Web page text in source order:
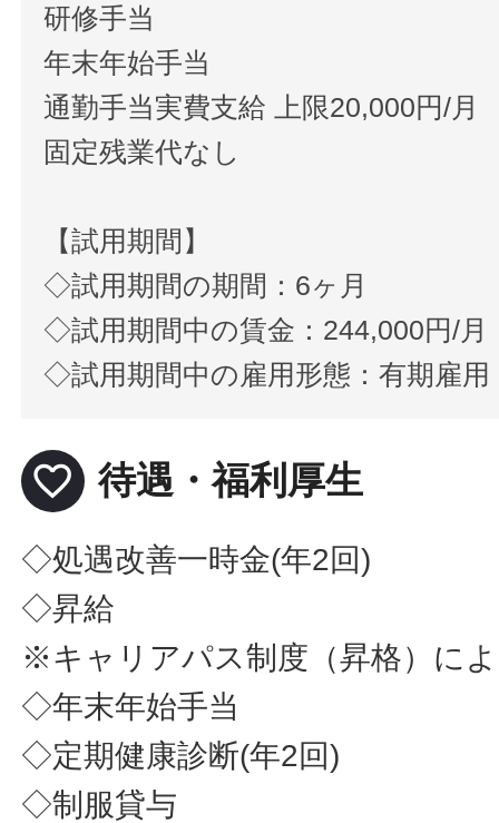
研修手当
年末年始手当
通勤手当実費支給 上限20,000円/月
固定残業代なし
【試用期間】
◇試用期間の期間：6ヶ月
◇試用期間中の賃金：244,000円/月
◇試用期間中の雇用形態：有期雇用
favorite_border 待遇・福利厚生
◇処遇改善一時金(年2回)
◇昇給
※キャリアパス制度（昇格）に
◇年末年始手当
◇定期健康診断(年2回)
◇制服貸与